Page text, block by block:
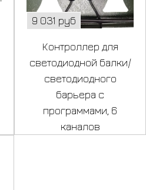
9 031 руб
Контроллер для
светодиодной балки/
светодиодного
барьера с
программами, 6
каналов